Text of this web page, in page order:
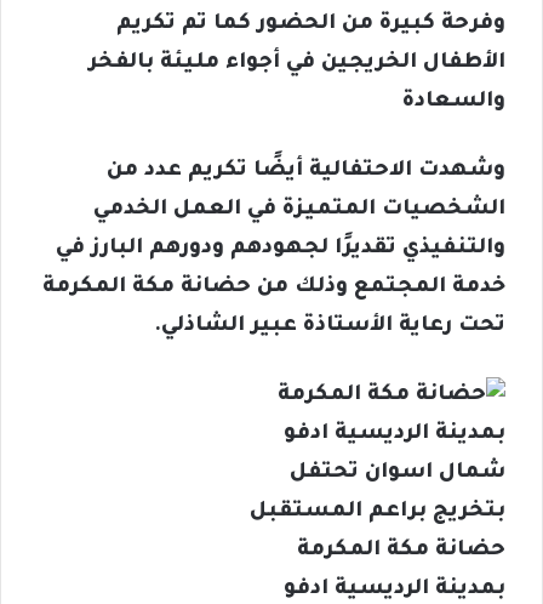
وفرحة كبيرة من الحضور كما تم تكريم
الأطفال الخريجين في أجواء مليئة بالفخر
والسعادة
وشهدت الاحتفالية أيضًا تكريم عدد من
الشخصيات المتميزة في العمل الخدمي
والتنفيذي تقديرًا لجهودهم ودورهم البارز في
خدمة المجتمع وذلك من حضانة مكة المكرمة
تحت رعاية الأستاذة عبير الشاذلي.
حضانة مكة المكرمة
بمدينة الرديسية ادفو